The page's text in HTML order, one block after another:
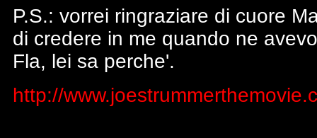
P.S.: vorrei ringraziare di cuore
di credere in me quando ne
Fla, lei sa perche'.
http://